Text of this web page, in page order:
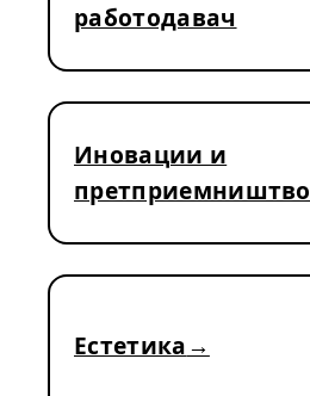
работодавач
Иновации и
претприемништво
Естетика